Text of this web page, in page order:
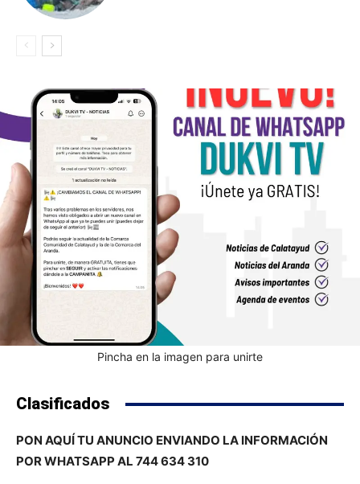
Pincha en la imagen para unirte
Clasificados
PON AQUÍ TU ANUNCIO ENVIANDO LA INFORMACIÓN
POR WHATSAPP AL 744 634 310